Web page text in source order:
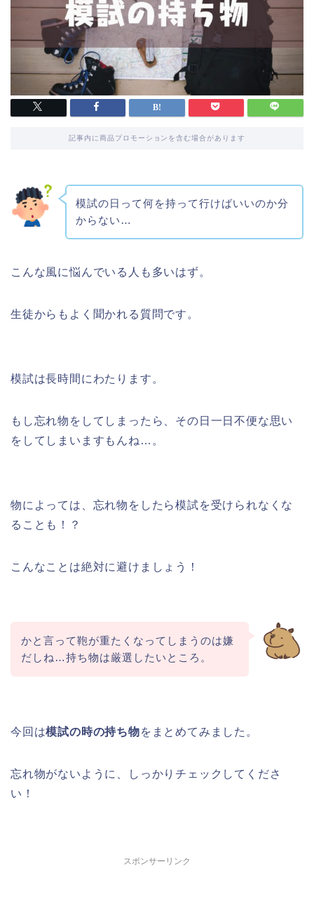
記事内に商品プロモーションを含む場合があります
模試の日って何を持って行けばいいのか分
からない…
こんな風に悩んでいる人も多いはず。
生徒からもよく聞かれる質問です。
模試は長時間にわたります。
もし忘れ物をしてしまったら、その日一日不便な思い
をしてしまいますもんね…。
物によっては、忘れ物をしたら模試を受けられなくな
ることも！？
こんなことは絶対に避けましょう！
かと言って鞄が重たくなってしまうのは嫌
だしね…持ち物は厳選したいところ。
今回は模試の時の持ち物をまとめてみました。
忘れ物がないように、しっかりチェックしてくださ
い！
スポンサーリンク